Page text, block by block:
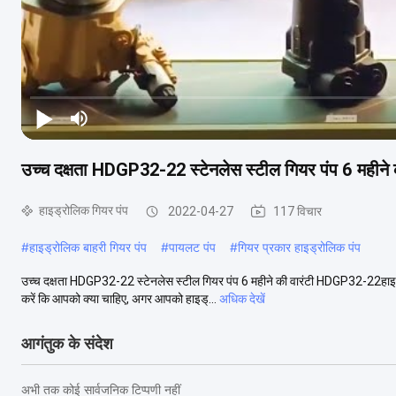
उच्च दक्षता HDGP32-22 स्टेनलेस स्टील गियर पंप 6 महीने
हाइड्रोलिक गियर पंप 2022-04-27 117 विचार
#हाइड्रोलिक बाहरी गियर पंप #पायलट पंप #गियर प्रकार हाइड्रोलिक पंप
उच्च दक्षता HDGP32-22 स्टेनलेस स्टील गियर पंप 6 महीने की वारंटी HDGP32-
करें कि आपको क्या चाहिए, अगर आपको हाइड्...
अधिक देखें
आगंतुक के संदेश
अभी तक कोई सार्वजनिक टिप्पणी नहीं